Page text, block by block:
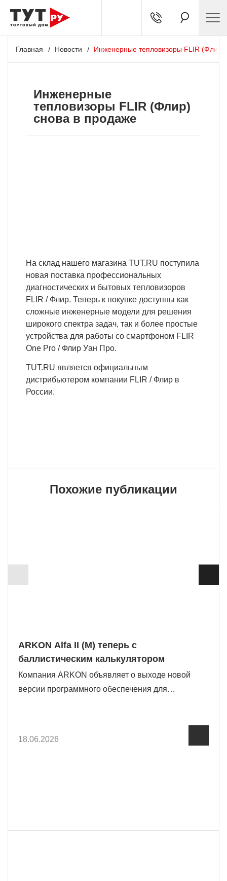
Главная Новости Инженерные тепловизоры FLIR (Флир)
Инженерные
тепловизоры FLIR (Флир)
снова в продаже
На склад нашего магазина TUT.RU поступила
новая поставка профессиональных
диагностических и бытовых тепловизоров
FLIR / Флир. Теперь к покупке доступны как
сложные инженерные модели для решения
широкого спектра задач, так и более простые
устройства для работы со смартфоном FLIR
One Pro / Флир Уан Про.
TUT.RU является официальным
дистрибьютером компании FLIR / Флир в
России.
Похожие публикации
ARKON Alfa II (M) теперь с
баллистическим калькулятором
Компания ARKON объявляет о выходе новой
версии программного обеспечения для
18.06.2026